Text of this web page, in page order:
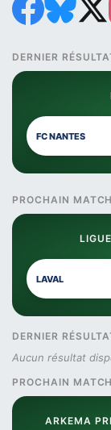
DERNIER
FC NANTES
PROCHAIN MATCH
LAVAL
DERNIER
Aucun résultat
PROCHAIN MATCH
ARKEMA